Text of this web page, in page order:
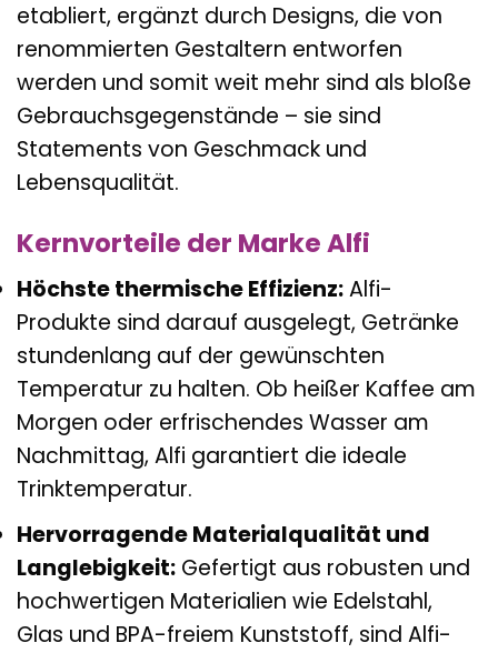
etabliert, ergänzt durch Designs, die von
renommierten Gestaltern entworfen
werden und somit weit mehr sind als bloße
Gebrauchsgegenstände – sie sind
Statements von Geschmack und
Lebensqualität.
Kernvorteile der Marke Alfi
Höchste thermische Effizienz:Alfi-
Produkte sind darauf ausgelegt, Getränke
stundenlang auf der gewünschten
Temperatur zu halten. Ob heißer Kaffee am
Morgen oder erfrischendes Wasser am
Nachmittag, Alfi garantiert die ideale
Trinktemperatur.
Hervorragende Materialqualität und
Langlebigkeit: Gefertigt aus robusten und
hochwertigen Materialien wie Edelstahl,
Glas und BPA-freiem Kunststoff, sind Alfi-